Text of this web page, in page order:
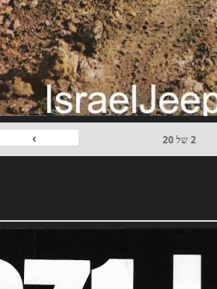
2של20
›